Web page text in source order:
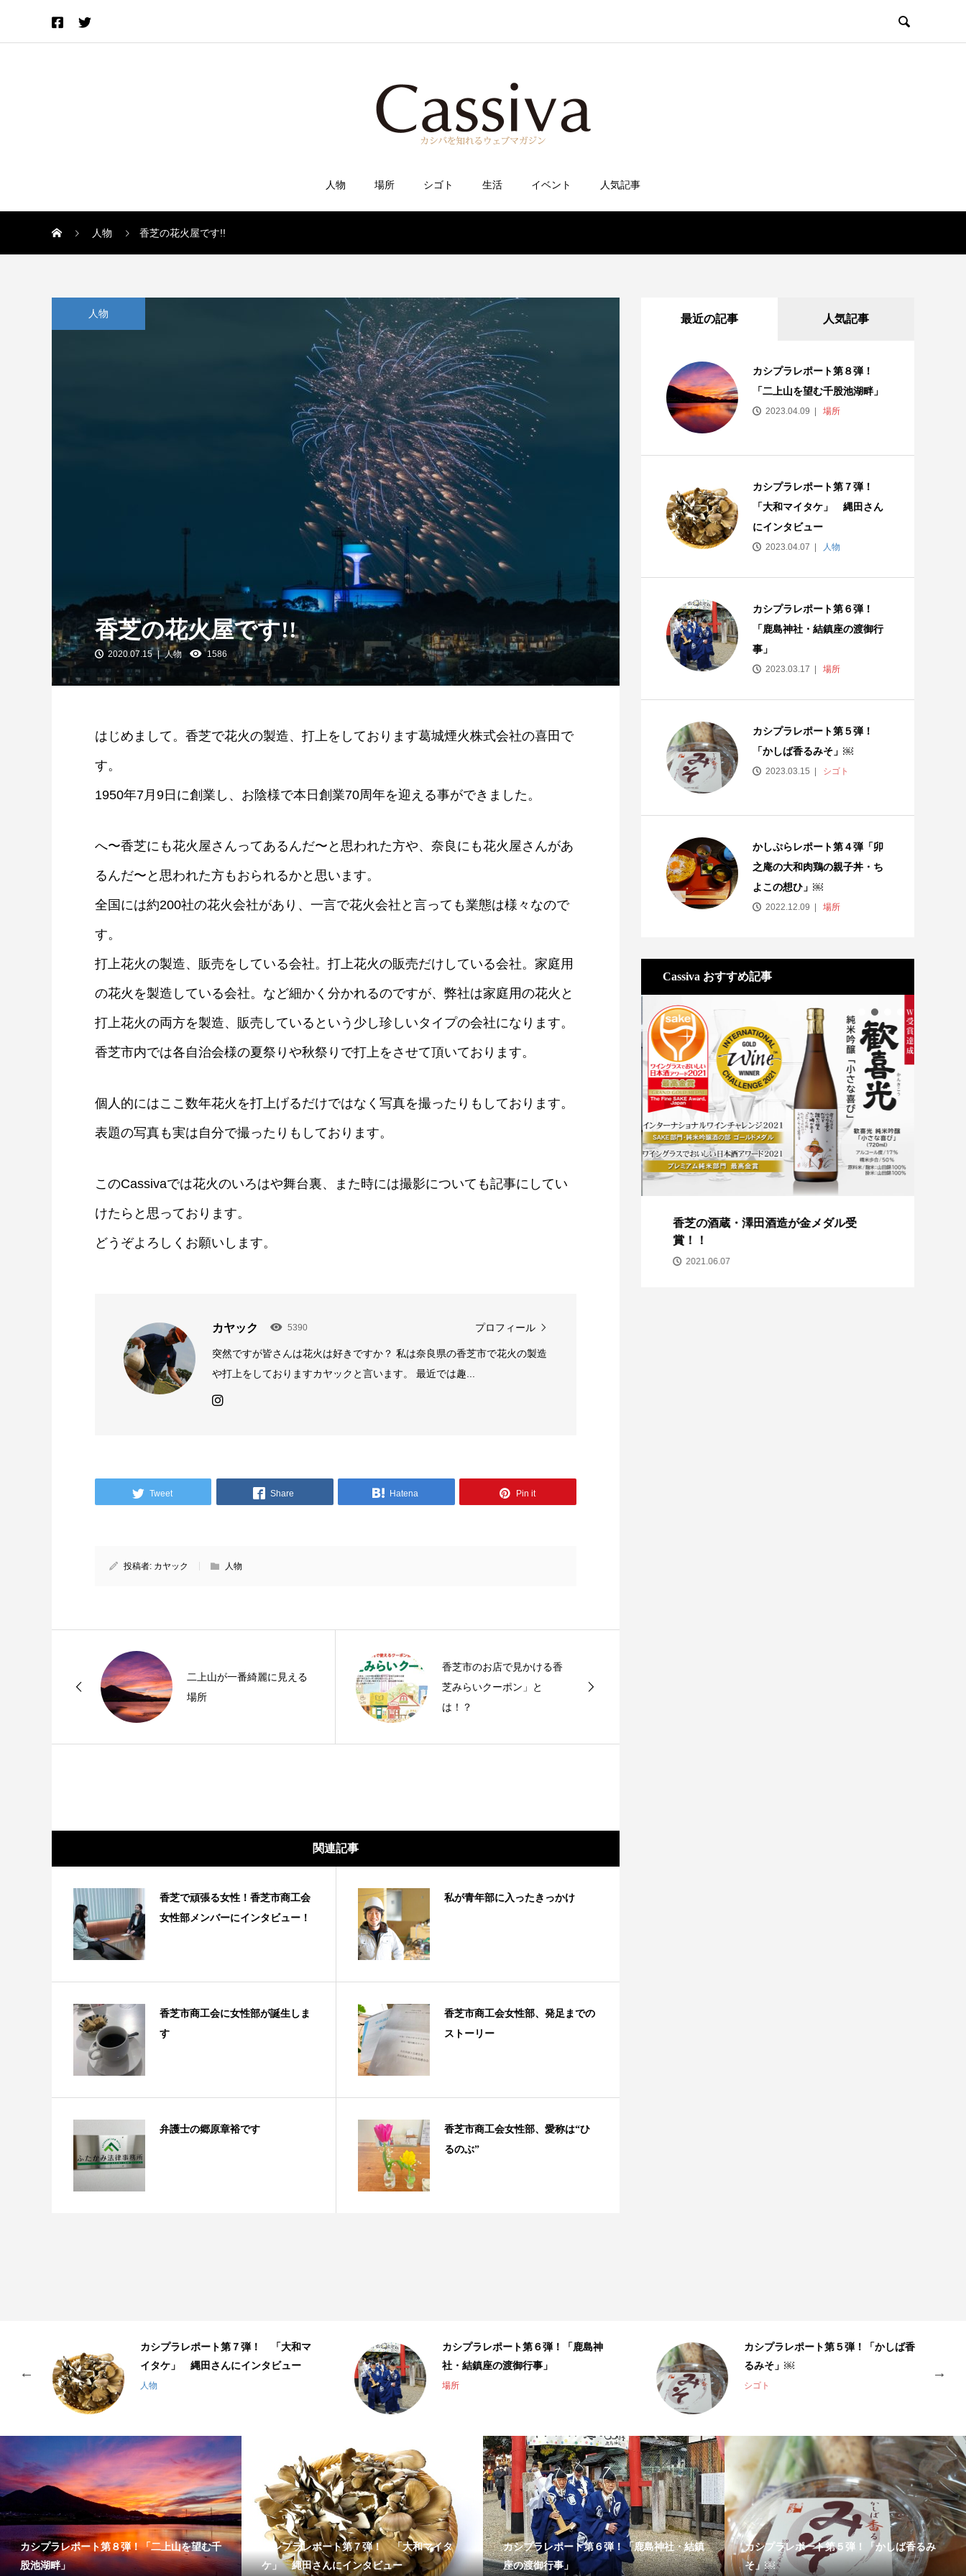

人物 場所 シゴト 生活 イベント 人気記事
人物 香芝の花火屋です!!
人物
香芝の花火屋です!!
2020.07.15 人物 1586
はじめまして。香芝で花火の製造、打上をしております葛城煙火株式会社の喜田で
す。
1950年7月9日に創業し、お陰様で本日創業70周年を迎える事ができました。
へ〜香芝にも花火屋さんってあるんだ〜と思われた方や、奈良にも花火屋さんがあ
るんだ〜と思われた方もおられるかと思います。
全国には約200社の花火会社があり、一言で花火会社と言っても業態は様々なので
す。
打上花火の製造、販売をしている会社。打上花火の販売だけしている会社。家庭用
の花火を製造している会社。など細かく分かれるのですが、弊社は家庭用の花火と
打上花火の両方を製造、販売しているという少し珍しいタイプの会社になります。
香芝市内では各自治会様の夏祭りや秋祭りで打上をさせて頂いております。
個人的にはここ数年花火を打上げるだけではなく写真を撮ったりもしております。
表題の写真も実は自分で撮ったりもしております。
このCassivaでは花火のいろはや舞台裏、また時には撮影についても記事にしてい
けたらと思っております。
どうぞよろしくお願いします。
カヤック 5390 プロフィール
突然ですが皆さんは花火は好きですか？ 私は奈良県の香芝市で花火の製造
や打上をしておりますカヤックと言います。 最近では趣...
Tweet Share Hatena Pin it
投稿者: カヤック 人物
二上山が一番綺麗に見える
場所
香芝市のお店で見かける香
芝みらいクーポン」と
は！？
関連記事
香芝で頑張る女性！香芝市商工会
女性部メンバーにインタビュー！
私が青年部に入ったきっかけ
香芝市商工会に女性部が誕生しま
す
香芝市商工会女性部、発足までの
ストーリー
弁護士の郷原章裕です
香芝市商工会女性部、愛称は“ひ
るのぶ”
最近の記事 人気記事
カシプラレポート第８弾！
「二上山を望む千股池湖畔」
2023.04.09 場所
カシプラレポート第７弾！
「大和マイタケ」 縄田さん
にインタビュー
2023.04.07 人物
カシプラレポート第６弾！
「鹿島神社・結鎮座の渡御行
事」
2023.03.17 場所
カシプラレポート第５弾！
「かしば香るみそ」￼
2023.03.15 シゴト
かしぷらレポート第４弾「卯
之庵の大和肉鶏の親子丼・ち
よこの想ひ」￼
2022.12.09 場所
Cassiva おすすめ記事
香芝にうまいもんあり！卯之庵の絶品親
子丼
香芝の酒蔵・澤田酒造が金メダル受
賞！！
2021.06.07
カシプラレポート第７弾！ 「大和マ
イタケ」 縄田さんにインタビュー
人物
カシプラレポート第６弾！「鹿島神
社・結鎮座の渡御行事」
場所
カシプラレポート第５弾！「かしば香
るみそ」￼
シゴト
カシプラレポート第８弾！「二上山を望む千
股池湖畔」
カシプラレポート第７弾！ 「大和マイタ
ケ」 縄田さんにインタビュー
カシプラレポート第６弾！「鹿島神社・結鎮
座の渡御行事」
カシプラレポート第５弾！「かしば香るみ
そ」￼